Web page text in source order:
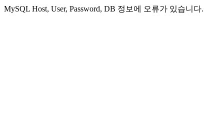
MySQL Host, User, Password, DB 정보에 오류가 있습니다.